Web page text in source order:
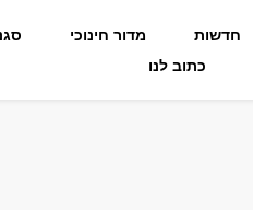
חדשות מדור חינוכי
כתוב לנו